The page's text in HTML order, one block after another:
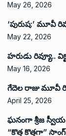
May 26, 2026
‘పురుష:’ మూవీ
May 22, 2026
హరుడు రివ్యూ..
May 16, 2026
గేదెల రాజు మూవీ
April 25, 2026
ఘనంగా శ్రీజ
“కొత్త కొత్తగా”